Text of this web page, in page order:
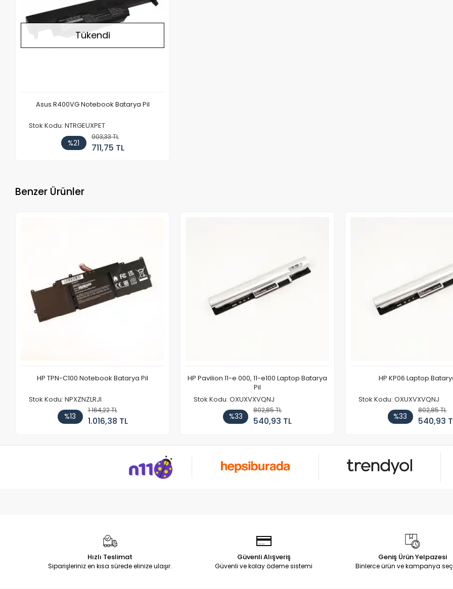
Tükendi
Asus R400VG Notebook Batarya Pil
Stok Kodu: NTRGEUXPET
%21
903,33 TL
711,75 TL
Benzer Ürünler
HP TPN-C100 Notebook Batarya Pil
Stok Kodu: NPXZNZLRJI
%13
1.164,22 TL
1.016,38 TL
HP Pavilion 11-e 000, 11-e100 Laptop Batarya
Pil
Stok Kodu: OXUXVXVQNJ
%33
802,85 TL
540,93 TL
HP KP06 Laptop
Stok Kodu: OXUXVXVQNJ
%33
802,85 TL
540,93
Hızlı Teslimat
Siparişleriniz en kısa sürede elinize ulaşır.
Güvenli Alışveriş
Güvenli ve kolay ödeme sistemi
Geniş Ürün Yelpazesi
Binlerce ürün ve kampanya